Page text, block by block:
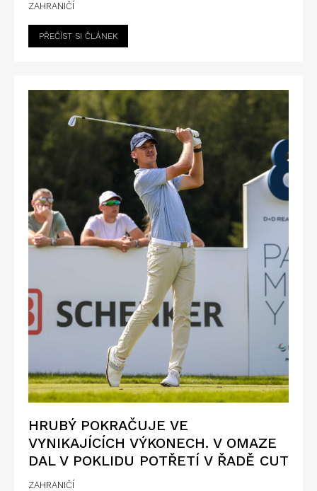
ZAHRANIČÍ
PŘEČÍST SI ČLÁNEK
HRUBÝ POKRAČUJE VE
VYNIKAJÍCÍCH VÝKONECH. V OMAZE
DAL V POKLIDU POTŘETÍ V ŘADĚ CUT
ZAHRANIČÍ